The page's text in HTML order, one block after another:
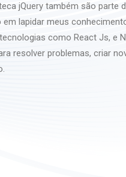
jQuery também são parte
lapidar meus
como React Js, e
resolver problemas, criar